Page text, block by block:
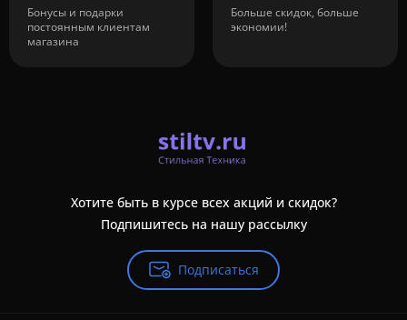
Бонусы и подарки
постоянным клиентам
магазина
Больше скидок, больше
экономии!
Хотите быть в курсе всех акций и скидок?
Подпишитесь на нашу рассылку
Подписаться